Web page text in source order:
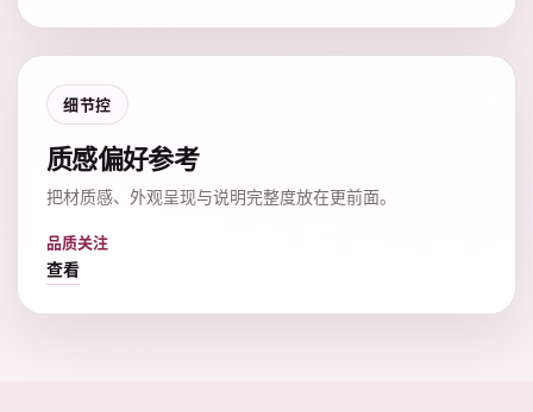
细节控
质感偏好参考
把材质感、外观呈现与说明完整度放在更前面。
品质关注
查看